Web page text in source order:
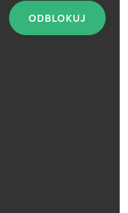
ODBLOKUJ